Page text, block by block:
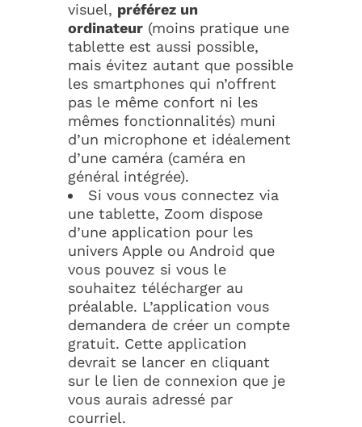
visuel, préférez un
ordinateur (moins pratique une
tablette est aussi possible,
mais évitez autant que possible
les smartphones qui n’offrent
pas le même confort ni les
mêmes fonctionnalités) muni
d’un microphone et idéalement
d’une caméra (caméra en
général intégrée).
Si vous vous connectez via
une tablette, Zoom dispose
d’une application pour les
univers Apple ou Android que
vous pouvez si vous le
souhaitez télécharger au
préalable. L’application vous
demandera de créer un compte
gratuit. Cette application
devrait se lancer en cliquant
sur le lien de connexion que je
vous aurais adressé par
courriel.